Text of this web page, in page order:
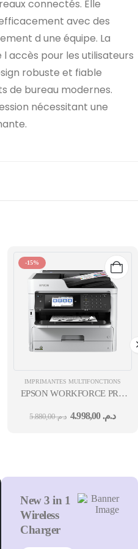
connectés. Elle
avec des
d une équipe. La
accès pour les utilisateurs
robuste et fiable
de bureau modernes.
nécessitant une
-15%
IMPRIMANTES MULTIFONCTIONS
EPSON WORKFORCE PRO
RÉSEAU WIFI JET D'ENCR
د.م.5.880,00 د.م.4.998,00
New 3 in 1
Wireless
Charger